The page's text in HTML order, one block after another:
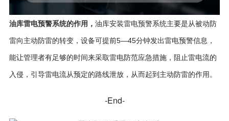
油库雷电预警系统的作用 ， 油库安装雷电预警系统主要是从被动防
雷向主动防雷的转变，设备可提前5—45分钟发出雷电预警信息，
能让管理者有足够的时间来采取雷电防范应急措施，阻止雷电流的
入侵，引导雷电流从预定的路线泄放，从而起到主动防雷的作用。
-End-